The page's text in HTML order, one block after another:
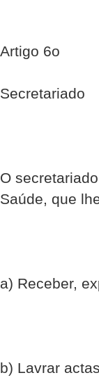
Artigo 6o
Secretariado
O
Saúde, que
a) Receber,
b) Lavrar